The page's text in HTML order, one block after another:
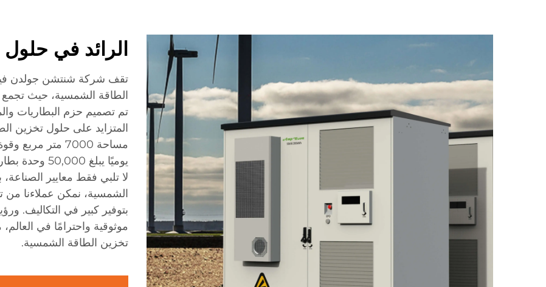
الرائد في
تقف شركة شنتشن جولدن
الطاقة الشمسية، حيث تجمع
تم تصميم حزم البطاريات
المتزايد على حلول تخزين
يوميًا يبلغ
لا تلبي فقط معايير
الشمسية، نمكن عملاءنا من
بتوفير كبير في التكاليف.
موثوقية واحترامًا في
تخزين الطاقة الشمسية.